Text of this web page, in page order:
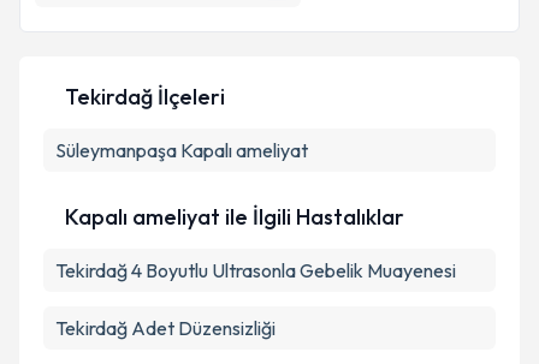
Tekirdağ İlçeleri
Süleymanpaşa Kapalı ameliyat
Kapalı ameliyat ile İlgili Hastalıklar
Tekirdağ 4 Boyutlu Ultrasonla Gebelik Muayenesi
Tekirdağ Adet Düzensizliği